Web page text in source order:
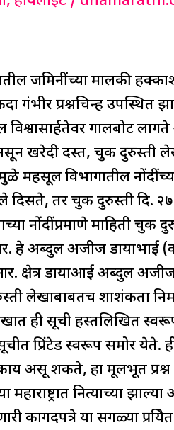
जमिनींच्या मालकी
गंभीर प्रश्नचिन्ह उपस्थित
गालबोट
खरेदी दस्त, चुक दुरुस्ती
महसूल विभागातील
दिसते, तर चुक दुरुस्ती दि.
नोंदींप्रमाणे माहिती चुक
हे अब्दुल अजीज डायाभाई
क्षेत्र डायाआई अब्दुल
लेखाबाबतच शाशंकता
ही सूची हस्तलिखित
प्रिंटेड स्वरूप समोर
असू शकते, हा मूलभूत प्रश्न
महाराष्ट्रात नित्याच्या
कागदपत्रे या सगळ्या